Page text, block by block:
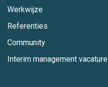
Werkwijze
Referenties
Community
Interim management